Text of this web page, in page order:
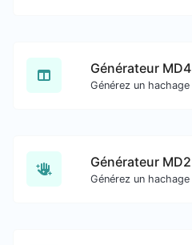
Générateur MD4
Générateur MD2